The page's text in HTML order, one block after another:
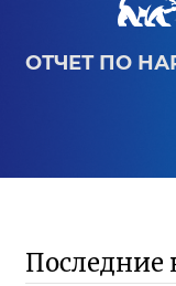
ОТЧЕТ ПО
Последние